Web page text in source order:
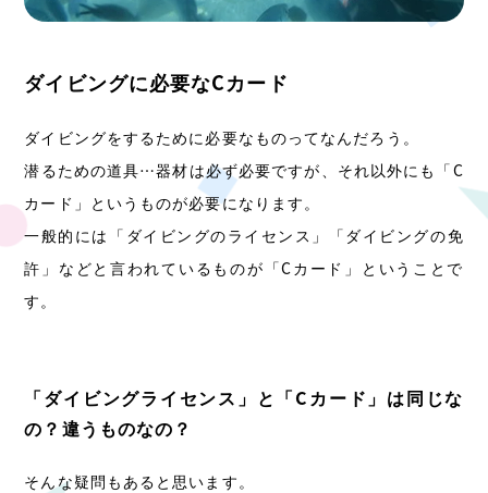
ダイビングに必要なCカード
ダイビングをするために必要なものってなんだろう。
潜るための道具…器材は必ず必要ですが、それ以外にも「C
カード」というものが必要になります。
一般的には「ダイビングのライセンス」「ダイビングの免
許」などと言われているものが「Cカード」ということで
す。
「ダイビングライセンス」と「Cカード」は同じな
の？違うものなの？
そんな疑問もあると思います。